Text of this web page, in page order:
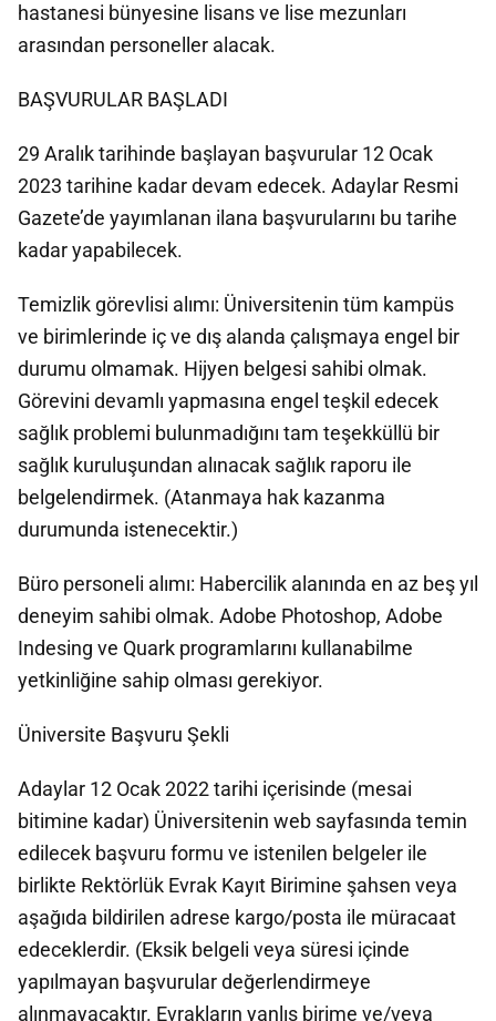
hastanesi bünyesine lisans ve lise mezunları
arasından personeller alacak.
BAŞVURULAR BAŞLADI
29 Aralık tarihinde başlayan başvurular 12 Ocak
2023 tarihine kadar devam edecek. Adaylar Resmi
Gazete’de yayımlanan ilana başvurularını bu tarihe
kadar yapabilecek.
Temizlik görevlisi alımı: Üniversitenin tüm kampüs
ve birimlerinde iç ve dış alanda çalışmaya engel bir
durumu olmamak. Hijyen belgesi sahibi olmak.
Görevini devamlı yapmasına engel teşkil edecek
sağlık problemi bulunmadığını tam teşekküllü bir
sağlık kuruluşundan alınacak sağlık raporu ile
belgelendirmek. (Atanmaya hak kazanma
durumunda istenecektir.)
Büro personeli alımı: Habercilik alanında en az beş yıl
deneyim sahibi olmak. Adobe Photoshop, Adobe
Indesing ve Quark programlarını kullanabilme
yetkinliğine sahip olması gerekiyor.
Üniversite Başvuru Şekli
Adaylar 12 Ocak 2022 tarihi içerisinde (mesai
bitimine kadar) Üniversitenin web sayfasında temin
edilecek başvuru formu ve istenilen belgeler ile
birlikte Rektörlük Evrak Kayıt Birimine şahsen veya
aşağıda bildirilen adrese kargo/posta ile müracaat
edeceklerdir. (Eksik belgeli veya süresi içinde
yapılmayan başvurular değerlendirmeye
alınmayacaktır. Evrakların yanlış birime ve/veya